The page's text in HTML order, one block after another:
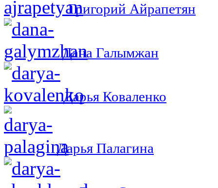
Григорий Айрапетян
Дана Галымжан
Дарья Коваленко
Дарья Палагина